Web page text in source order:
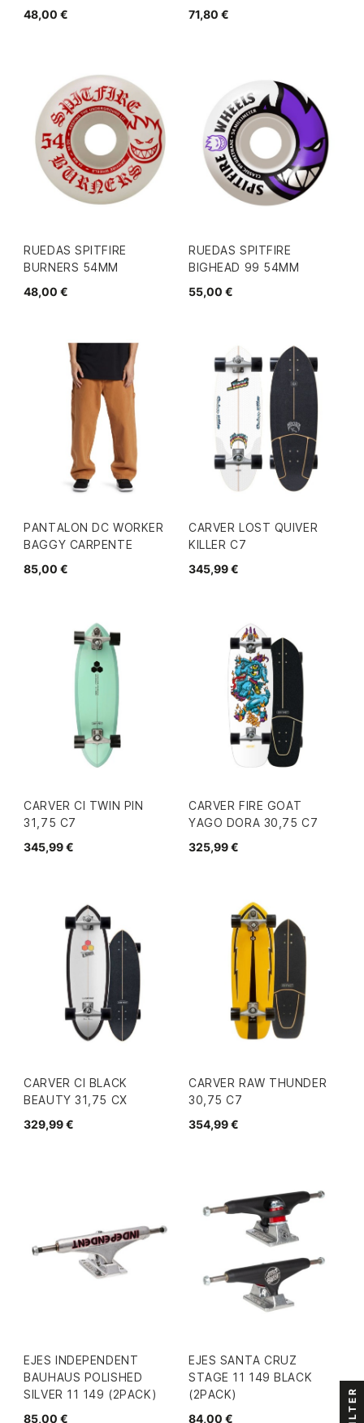
48,00 €
71,80 €
RUEDAS SPITFIRE
BURNERS 54MM
48,00 €
RUEDAS SPITFIRE
BIGHEAD 99 54MM
55,00 €
PANTALON DC WORKER
BAGGY CARPENTE
85,00 €
CARVER LOST QUIVER
KILLER C7
345,99 €
CARVER CI TWIN PIN
31,75 C7
345,99 €
CARVER FIRE GOAT
YAGO DORA 30,75 C7
325,99 €
CARVER CI BLACK
BEAUTY 31,75 CX
329,99 €
CARVER RAW THUNDER
30,75 C7
354,99 €
EJES INDEPENDENT
BAUHAUS POLISHED
SILVER 11 149 (2PACK)
85,00 €
EJES SANTA CRUZ
STAGE 11 149 BLACK
(2PACK)
84,00 €
FILTER